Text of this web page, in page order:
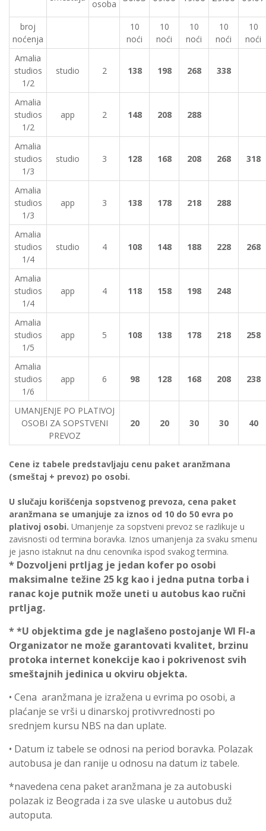
osoba
broj
noćenja
10
noći
10
noći
10
noći
10
noći
10
noći
Amalia
studios
1/2
studio 2 138 198 268 338
Amalia
studios
1/2
app 2 148 208 288
Amalia
studios
1/3
studio 3 128 168 208 268 318
Amalia
studios
1/3
app 3 138 178 218 288
Amalia
studios
1/4
studio 4 108 148 188 228 268
Amalia
studios
1/4
app 4 118 158 198 248
Amalia
studios
1/5
app 5 108 138 178 218 258
Amalia
studios
1/6
app 6 98 128 168 208 238
UMANJENJE PO PLATIVOJ
OSOBI ZA SOPSTVENI
PREVOZ
20 20 30 30 40
Cene iz tabele predstavljaju cenu paket aranžmana
(smeštaj + prevoz) po osobi.
U slučaju korišćenja sopstvenog prevoza, cena paket
aranžmana se umanjuje za iznos od 10 do 50 evra po
plativoj osobi. Umanjenje za sopstveni prevoz se razlikuje u
zavisnosti od termina boravka. Iznos umanjenja za svaku smenu
je jasno istaknut na dnu cenovnika ispod svakog termina.
* Dozvoljeni prtljag je jedan kofer po osobi
maksimalne težine 25 kg kao i jedna putna torba i
ranac koje putnik može uneti u autobus kao ručni
prtljag.
* *U objektima gde je naglašeno postojanje WI FI-a
Organizator ne može garantovati kvalitet, brzinu
protoka internet konekcije kao i pokrivenost svih
smeštajnih jedinica u okviru objekta.
• Cena aranžmana je izražena u evrima po osobi, a
plaćanje se vrši u dinarskoj protivvrednosti po
srednjem kursu NBS na dan uplate.
• Datum iz tabele se odnosi na period boravka. Polazak
autobusa je dan ranije u odnosu na datum iz tabele.
*navedena cena paket aranžmana je za autobuski
polazak iz Beograda i za sve ulaske u autobus duž
autoputa.